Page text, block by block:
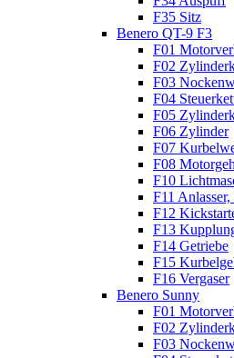
F35 Sitz
Benero QT-9 F3
F01
F02
F03
F04
F05
F06 Zylinder
F07
F08
F10
F11
F12
F13
F14 Getriebe
F15
F16 Vergaser
Benero Sunny
F01
F02
F03